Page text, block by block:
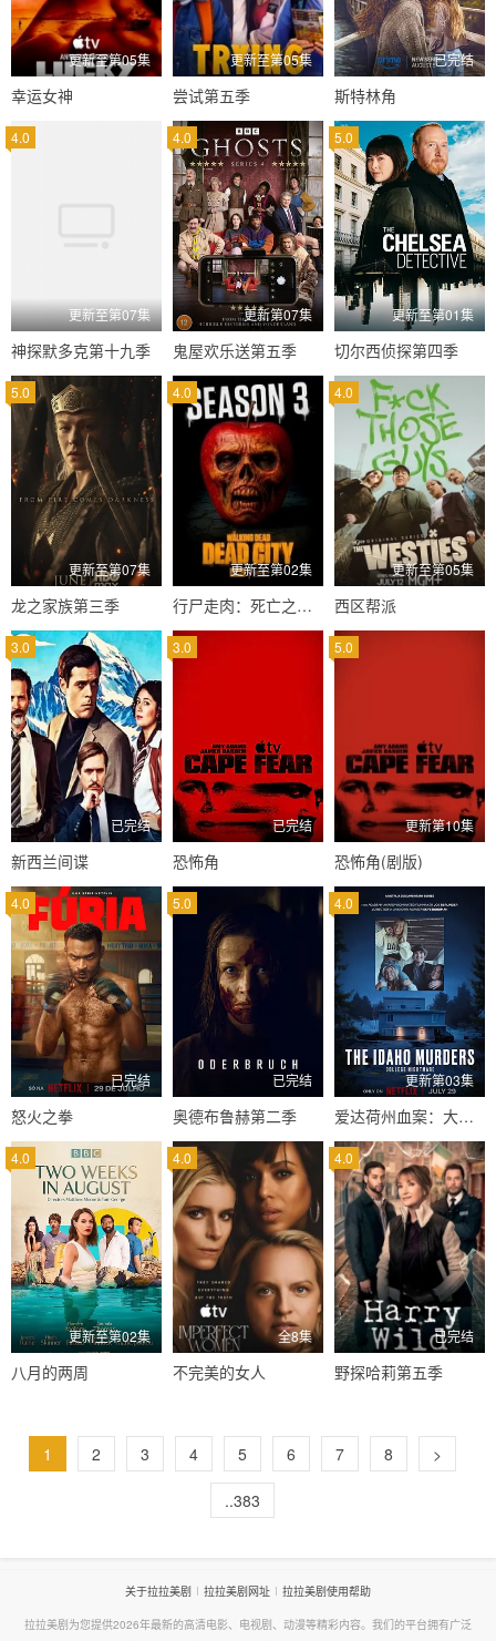
更新至第05集
幸运女神
更新至第05集
尝试第五季
已完结
斯特林角
4.0
更新至第07集
神探默多克第十九季
4.0
更新第07集
鬼屋欢乐送第五季
5.0
更新至第01集
切尔西侦探第四季
5.0
更新至第07集
龙之家族第三季
4.0
更新至第02集
行尸走肉：死亡之城第三季
4.0
更新至第05集
西区帮派
3.0
已完结
新西兰间谍
3.0
已完结
恐怖角
5.0
更新第10集
恐怖角(剧版)
4.0
已完结
怒火之拳
5.0
已完结
奥德布鲁赫第二季
4.0
更新第03集
爱达荷州血案：大学梦魇
4.0
更新至第02集
八月的两周
4.0
全8集
不完美的女人
4.0
已完结
野探哈莉第五季
1 2 3 4 5 6 7 8 >
..383
关于拉拉美剧 拉拉美剧网址 拉拉美剧使用帮助
拉拉美剧为您提供2026年最新的高清电影、电视剧、动漫等精彩内容。我们的平台拥有广泛